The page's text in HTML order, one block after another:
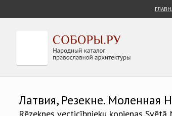
Латвия, Резекне. Моленная